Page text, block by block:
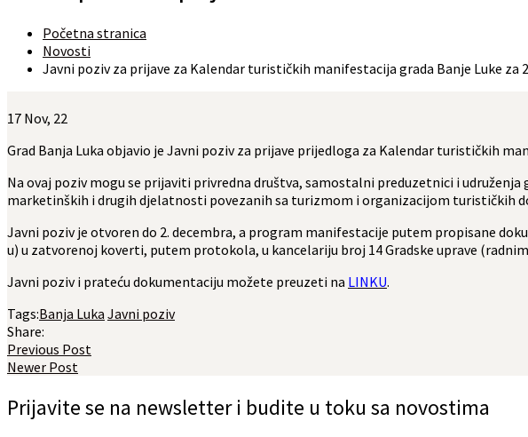
Početna stranica
Novosti
Javni poziv za prijave za Kalendar turističkih manifestacija grada Banje Luke za
17 Nov, 22
Grad Banja Luka objavio je Javni poziv za prijave prijedloga za Kalendar turističkih
Na ovaj poziv mogu se prijaviti privredna društva, samostalni preduzetnici i
marketinških i drugih djelatnosti povezanih sa turizmom i organizacijom turističkih
Javni poziv je otvoren do 2. decembra, a program manifestacije putem propisane
u) u zatvorenoj koverti, putem protokola, u kancelariju broj 14 Gradske uprave
Javni poziv i prateću dokumentaciju možete preuzeti na LINKU.
Tags:Banja Luka Javni poziv
Share:
Previous Post
Newer Post
Prijavite se na newsletter i budite u toku sa novostima